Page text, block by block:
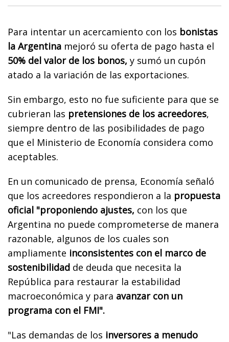
Para intentar un acercamiento con los bonistas
la Argentina mejoró su oferta de pago hasta el
50% del valor de los bonos, y sumó un cupón
atado a la variación de las exportaciones.
Sin embargo, esto no fue suficiente para que se
cubrieran las pretensiones de los acreedores,
siempre dentro de las posibilidades de pago
que el Ministerio de Economía considera como
aceptables.
En un comunicado de prensa, Economía señaló
que los acreedores respondieron a la propuesta
oficial "proponiendo ajustes, con los que
Argentina no puede comprometerse de manera
razonable, algunos de los cuales son
ampliamente inconsistentes con el marco de
sostenibilidad de deuda que necesita la
República para restaurar la estabilidad
macroeconómica y para avanzar con un
programa con el FMI".
"Las demandas de los inversores a menudo